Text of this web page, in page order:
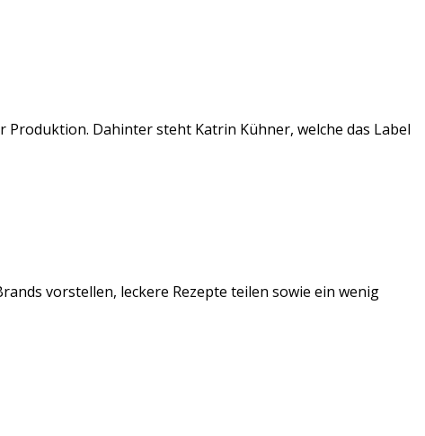
Dahinter steht Katrin Kühner, welche das Label
vorstellen, leckere Rezepte teilen sowie ein wenig